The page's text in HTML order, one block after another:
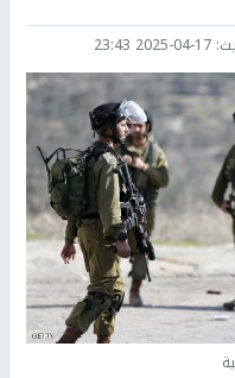
2025-04-17 23:43